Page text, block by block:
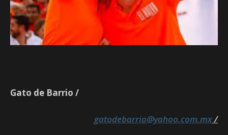
Gato de Barrio /
gatodebarrio@yahoo.com.mx/